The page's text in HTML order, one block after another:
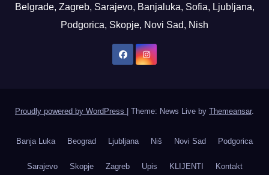
Belgrade, Zagreb, Sarajevo, Banjaluka, Sofia, Ljubljana,
Podgorica, Skopje, Novi Sad, Nish
Proudly powered by WordPress Theme: News Live by Themeansar.
Banja Luka Beograd Ljubljana Niš Novi Sad Podgorica
Sarajevo Skopje Zagreb Upis KLIJENTI Kontakt